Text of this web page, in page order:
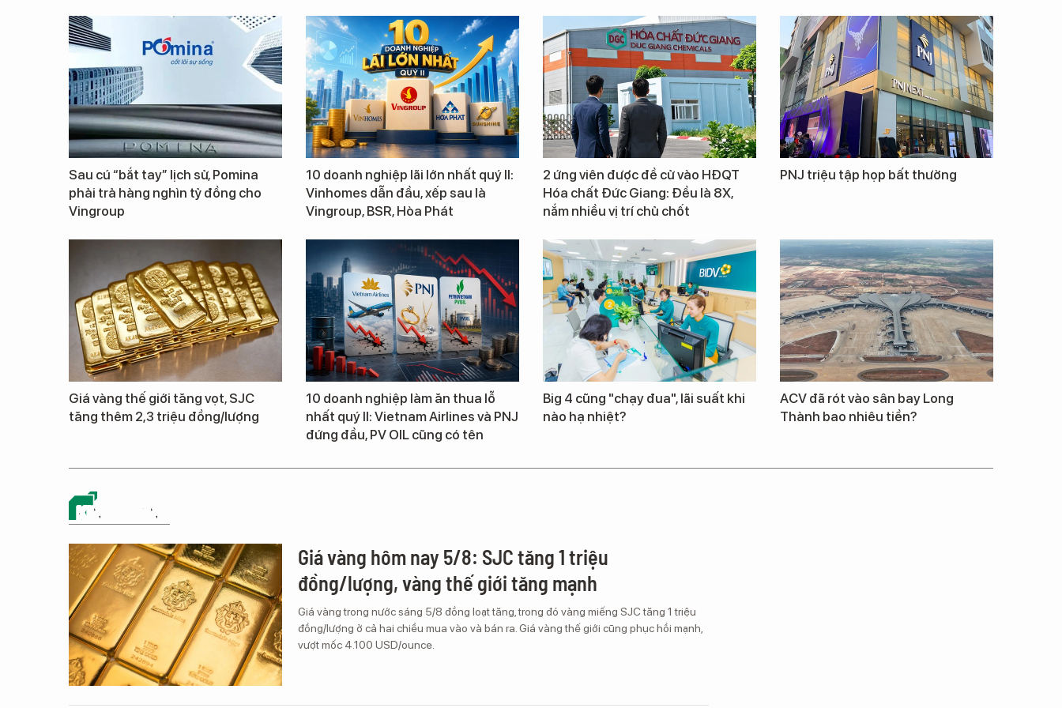
Sau cú “bắt tay” lịch sử, Pomina
phải trả hàng nghìn tỷ đồng cho
Vingroup
10 doanh nghiệp lãi lớn nhất quý II:
Vinhomes dẫn đầu, xếp sau là
Vingroup, BSR, Hòa Phát
2 ứng viên được đề cử vào HĐQT
Hóa chất Đức Giang: Đều là 8X,
nắm nhiều vị trí chủ chốt
PNJ triệu tập họp bất thường
Giá vàng thế giới tăng vọt, SJC
tăng thêm 2,3 triệu đồng/lượng
10 doanh nghiệp làm ăn thua lỗ
nhất quý II: Vietnam Airlines và PNJ
đứng đầu, PV OIL cũng có tên
Big 4 cũng "chạy đua", lãi suất khi
nào hạ nhiệt?
ACV đã rót vào sân bay Long
Thành bao nhiêu tiền?
KINH DOANH
Giá vàng hôm nay 5/8: SJC tăng 1 triệu
đồng/lượng, vàng thế giới tăng mạnh
Giá vàng trong nước sáng 5/8 đồng loạt tăng, trong đó vàng miếng SJC tăng 1 triệu
đồng/lượng ở cả hai chiều mua vào và bán ra. Giá vàng thế giới cũng phục hồi mạnh,
vượt mốc 4.100 USD/ounce.